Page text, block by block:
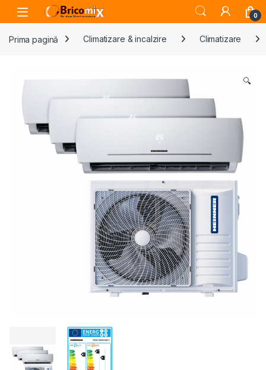
Skip to navigation
Skip to content
Open 0
Prima pagină Climatizare & incalzire Climatizare
🔍